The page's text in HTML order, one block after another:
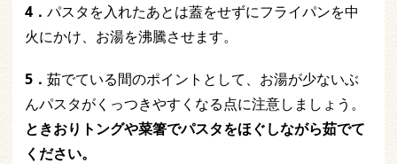
4． パスタを入れたあとは蓋をせずにフライパンを中
火にかけ、お湯を沸騰させます。
5． 茹でている間のポイントとして、お湯が少ないぶ
んパスタがくっつきやすくなる点に注意しましょう。
ときおりトングや菜箸でパスタをほぐしながら茹でて
ください。